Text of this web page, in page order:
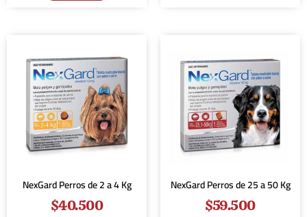
NexGard Perros de 2 a 4 Kg
$40.500
NexGard Perros de 25 a 50 Kg
$59.500